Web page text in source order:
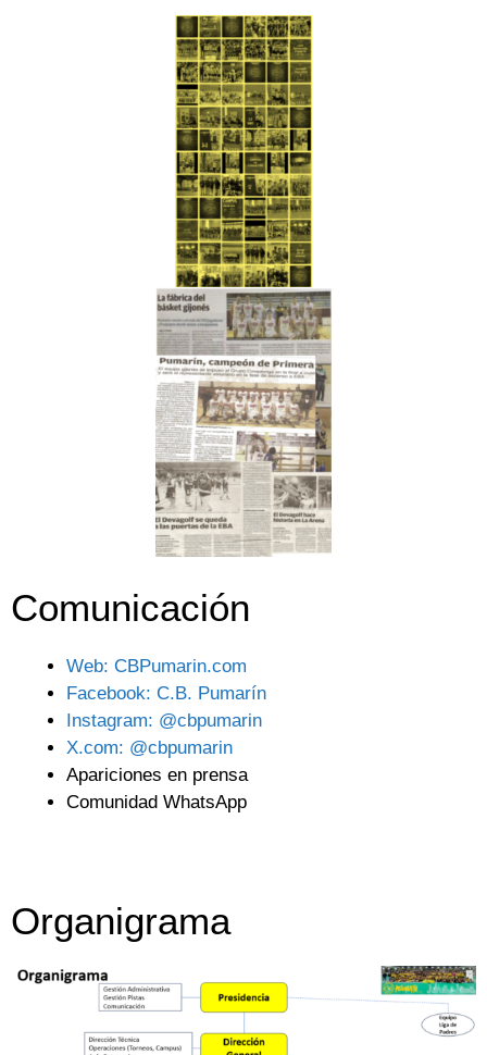
Comunicación
Web: CBPumarin.com
Facebook: C.B. Pumarín
Instagram: @cbpumarin
X.com: @cbpumarin
Apariciones en prensa
Comunidad WhatsApp
Organigrama